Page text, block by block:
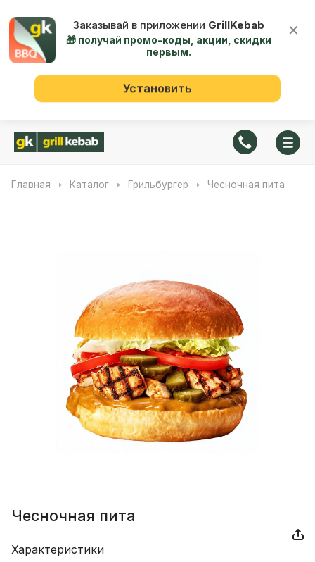
Заказывай в приложении GrillKebab
🎁 получай промо-коды, акции, скидки
первым.
×
Установить
Главная Каталог Грильбургер Чесночная пита
Чесночная пита
Характеристики